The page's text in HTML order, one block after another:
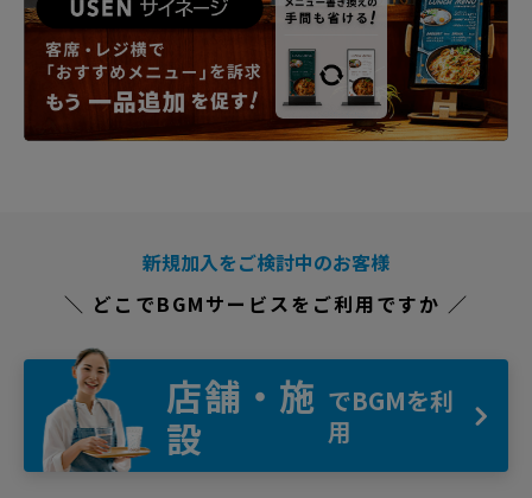
新規加入をご検討中のお客様
＼ どこでBGMサービスをご利用ですか ／
店舗・施
設
でBGMを利
用